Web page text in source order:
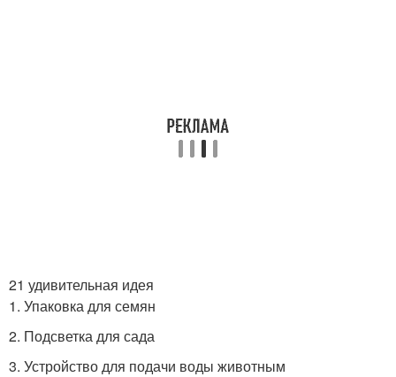
21 удивительная идея
1. Упаковка для семян
2. Подсветка для сада
3. Устройство для подачи воды животным